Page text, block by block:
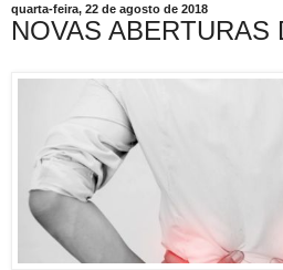
quarta-feira, 22 de agosto de 2018
NOVAS ABERTURAS